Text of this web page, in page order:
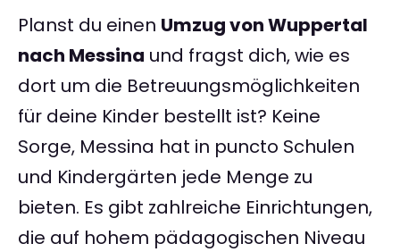
Planst du einen Umzug von Wuppertal
nach Messina und fragst dich, wie es
dort um die Betreuungsmöglichkeiten
für deine Kinder bestellt ist? Keine
Sorge, Messina hat in puncto Schulen
und Kindergärten jede Menge zu
bieten. Es gibt zahlreiche Einrichtungen,
die auf hohem pädagogischen Niveau